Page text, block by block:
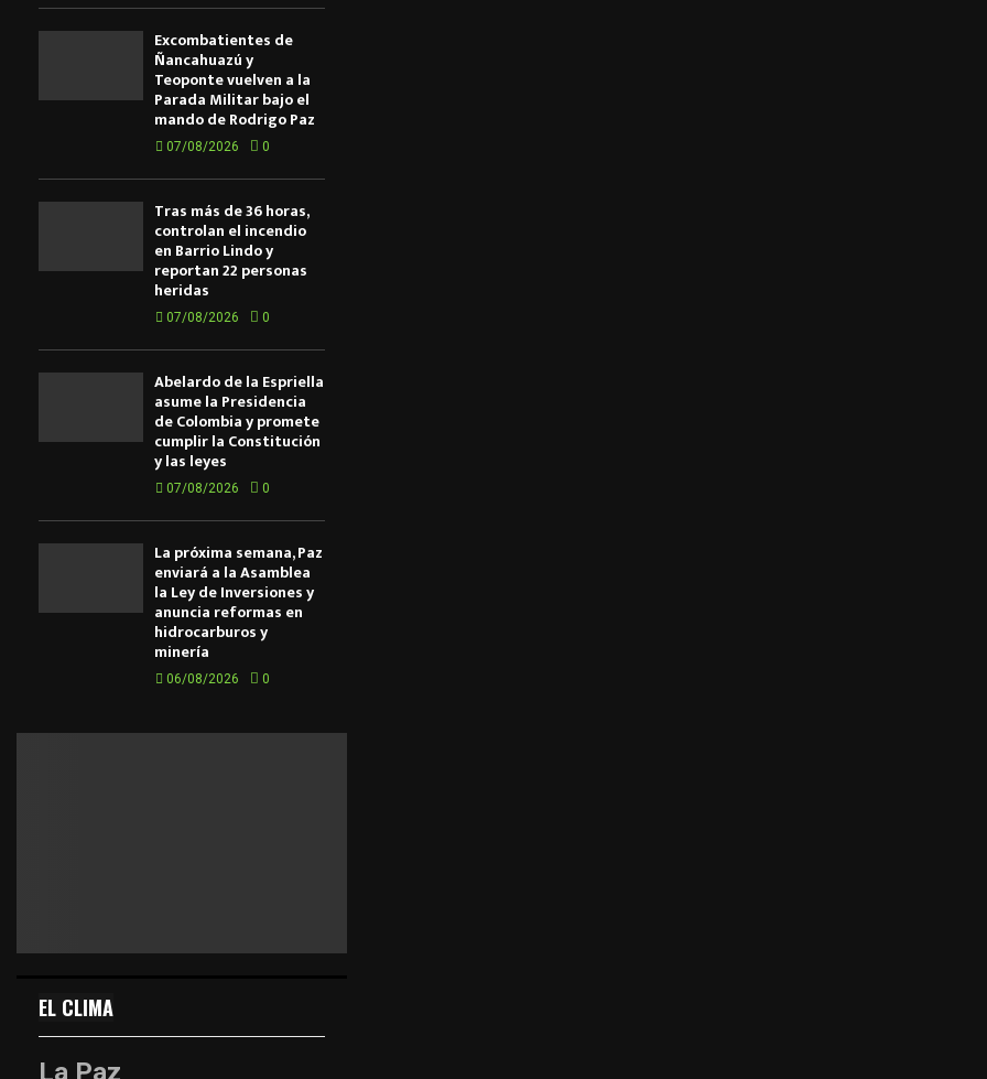
Excombatientes de
Ñancahuazú y
Teoponte vuelven a la
Parada Militar bajo el
mando de Rodrigo Paz
07/08/2026 0
Tras más de 36 horas,
controlan el incendio
en Barrio Lindo y
reportan 22 personas
heridas
07/08/2026 0
Abelardo de la Espriella
asume la Presidencia
de Colombia y promete
cumplir la Constitución
y las leyes
07/08/2026 0
La próxima semana, Paz
enviará a la Asamblea
la Ley de Inversiones y
anuncia reformas en
hidrocarburos y
minería
06/08/2026 0
EL CLIMA
La Paz